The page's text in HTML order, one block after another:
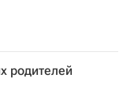
родителей